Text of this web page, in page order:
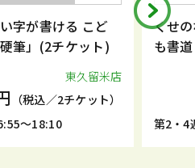
字が書ける こど
筆」(2チケット)
東久留米店
（税込／2チケット）
～18:10
くせ
も書
第2・4